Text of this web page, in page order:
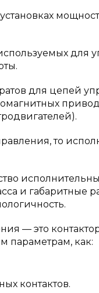
для
для цепей
то
и габаритные
— это
параметрам, как:
контактов.